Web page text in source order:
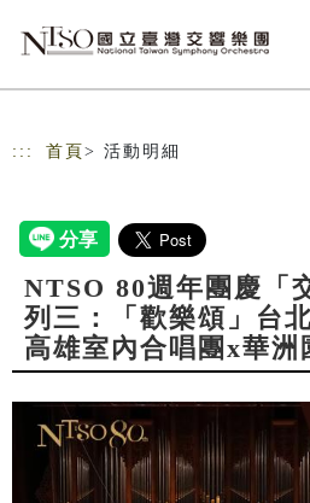
::: 首頁 > 活動明細
NTSO 80週年團慶「
列三：「歡樂頌」台
高雄室內合唱團x華洲